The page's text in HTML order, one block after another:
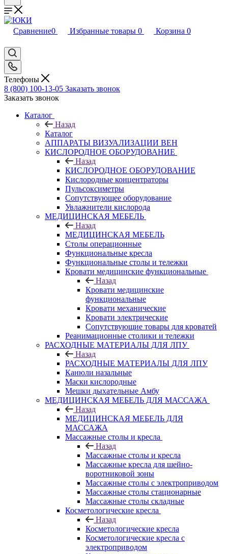
Сравнение0 Избранные товары 0 Корзина 0
Телефоны
8 (800) 100-13-05 Заказать звонок
Заказать звонок
Каталог
Назад
Каталог
АППАРАТЫ ВИЗУАЛИЗАЦИИ ВЕН
КИСЛОРОДНОЕ ОБОРУДОВАНИЕ
Назад
КИСЛОРОДНОЕ ОБОРУДОВАНИЕ
Кислородные концентраторы
Пульсоксиметры
Сопутствующее оборудование
Увлажнители кислорода
МЕДИЦИНСКАЯ МЕБЕЛЬ
Назад
МЕДИЦИНСКАЯ МЕБЕЛЬ
Столы операционные
Функциональные кресла
Функциональные столы и тележки
Кровати медицинские функциональные
Назад
Кровати медицинские
функциональные
Кровати механические
Кровати электрические
Сопутствующие товары для кроватей
Реанимационные столики и тележки
РАСХОДНЫЕ МАТЕРИАЛЫ ДЛЯ ЛПУ
Назад
РАСХОДНЫЕ МАТЕРИАЛЫ ДЛЯ ЛПУ
Канюли назальные
Маски кислородные
Мешки дыхательные Амбу
МЕДИЦИНСКАЯ МЕБЕЛЬ ДЛЯ МАССАЖА
Назад
МЕДИЦИНСКАЯ МЕБЕЛЬ ДЛЯ
МАССАЖА
Массажные столы и кресла
Назад
Массажные столы и кресла
Массажные кресла для шейно-
воротниковой зоны
Массажные столы с электроприводом
Массажные столы стационарные
Массажные столы складные
Косметологические кресла
Назад
Косметологические кресла
Косметологические кресла с
электроприводом